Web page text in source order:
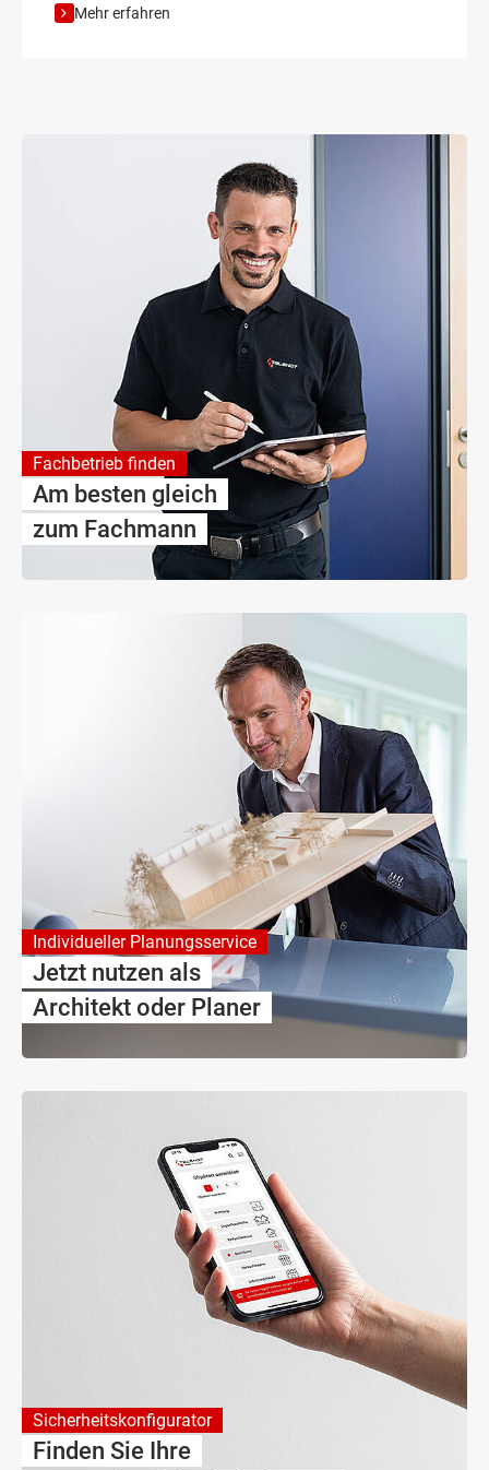
Mehr erfahren
Fachbetrieb finden
Am besten gleich
zum Fachmann
Individueller Planungsservice
Jetzt nutzen als
Architekt oder Planer
Sicherheitskonfigurator
Finden Sie Ihre